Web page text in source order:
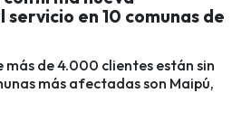
en 10 comunas de
más de 4.000 clientes están sin
más afectadas son Maipú,